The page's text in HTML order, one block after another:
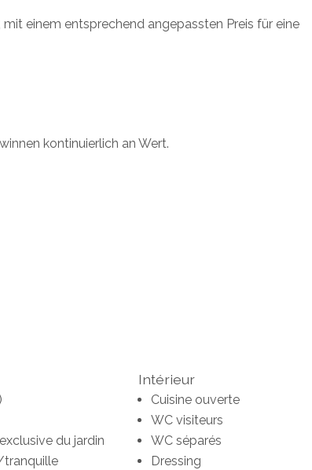
mit einem entsprechend angepassten Preis für eine
kontinuierlich an Wert.
du jardin
tranquille
Intérieur
Cuisine ouverte
WC visiteurs
WC séparés
Dressing